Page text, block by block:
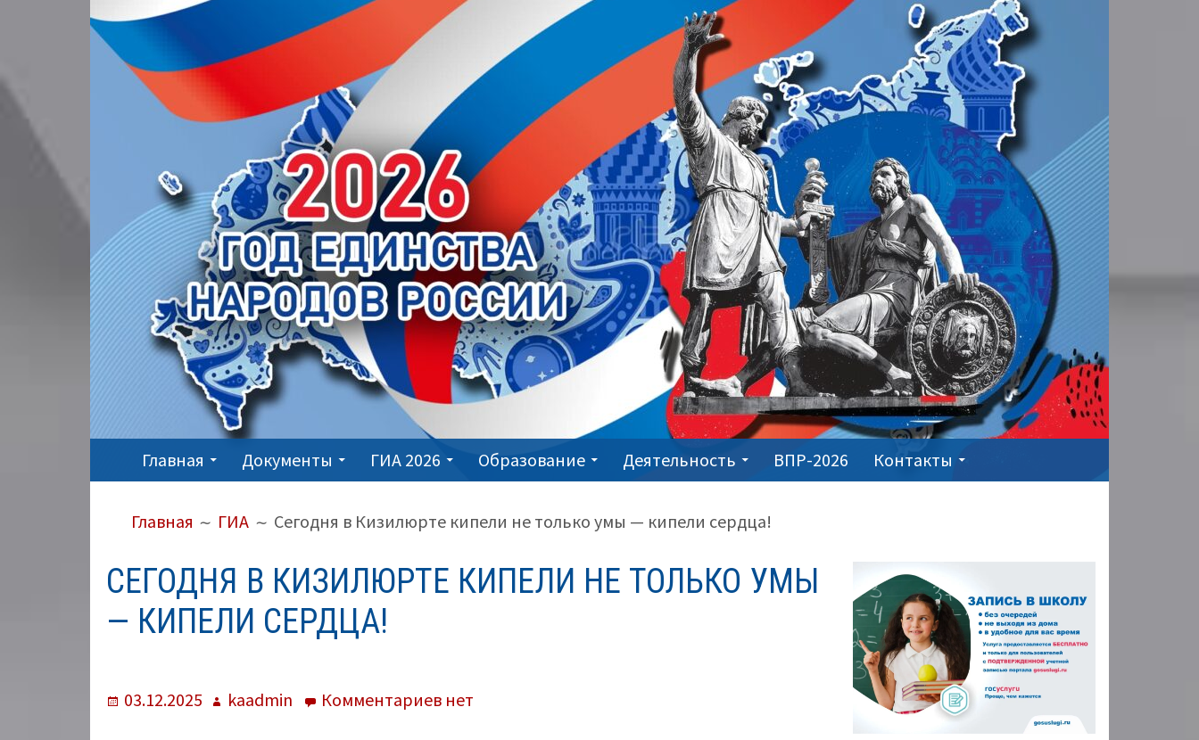
ОСНОВНОЕ
МЕНЮ
Главная Документы ГИА 2026 Образование Деятельность ВПР-2026 Контакты
САЙТЕ
(ХЛЕБНЫЕ
КРОШКИ)
Главная ГИА Сегодня в Кизилюрте кипели не только умы — кипели сердца!
СЕГОДНЯ В КИЗИЛЮРТЕ КИПЕЛИ НЕ ТОЛЬКО УМЫ
— КИПЕЛИ СЕРДЦА!
Опубликовано
03.12.2025 Автор
kaadmin Комментариевк
нет
ОСНОВНАЯ
ПАНЕЛЬ